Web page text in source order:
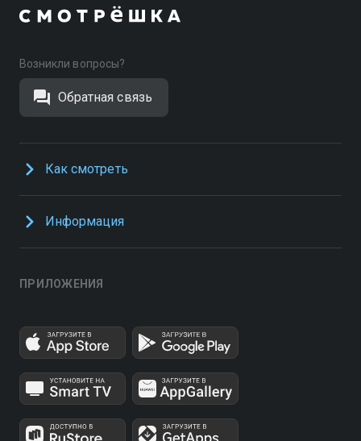
Возникли вопросы?
Обратная связь
Как смотреть
Информация
ПРИЛОЖЕНИЯ